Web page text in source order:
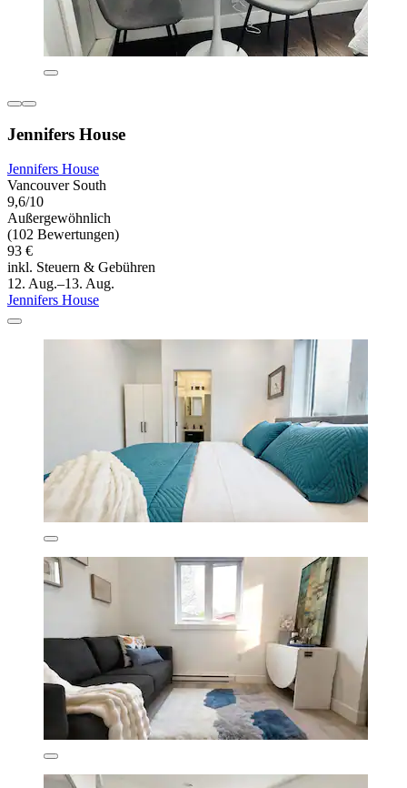
Jennifers House
Jennifers House
Vancouver South
9,6/10
Außergewöhnlich
(102 Bewertungen)
93 €
inkl. Steuern & Gebühren
12. Aug.–13. Aug.
Jennifers House